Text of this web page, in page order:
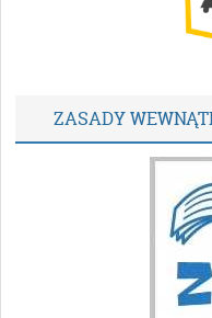
ZASADY